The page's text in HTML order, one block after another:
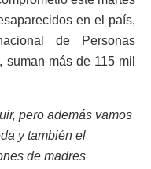
en el país,
de Personas
más de 115 mil
pero además vamos
y también el
de madres